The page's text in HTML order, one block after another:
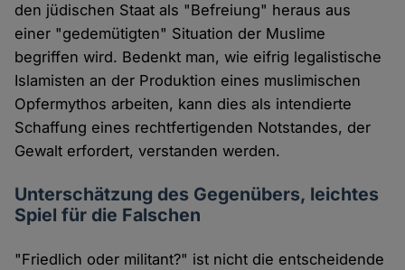
den jüdischen Staat als "Befreiung" heraus aus
einer "gedemütigten" Situation der Muslime
begriffen wird. Bedenkt man, wie eifrig legalistische
Islamisten an der Produktion eines muslimischen
Opfermythos arbeiten, kann dies als intendierte
Schaffung eines rechtfertigenden Notstandes, der
Gewalt erfordert, verstanden werden.
Unterschätzung des Gegenübers, leichtes
Spiel für die Falschen
"Friedlich oder militant?" ist nicht die entscheidende